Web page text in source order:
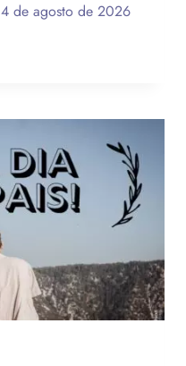
4 de agosto de 2026